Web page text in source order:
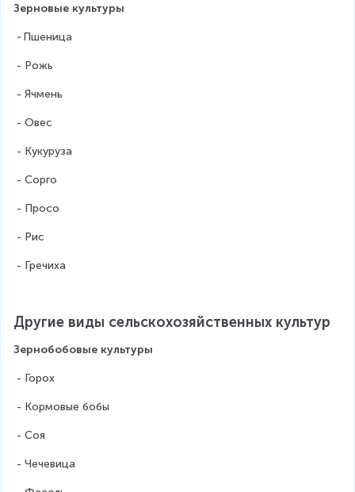
Зерновые культуры
- Пшеница
- Рожь
- Ячмень
- Овес
- Кукуруза
- Сорго
- Просо
- Рис
- Гречиха
Другие виды сельскохозяйственных культур
Зернобобовые культуры
- Горох
- Кормовые бобы
- Соя
- Чечевица